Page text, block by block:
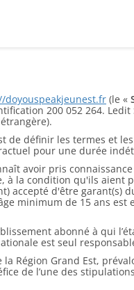
doyouspeakjeunest.fr (le «
200 052 264.
de définir les termes et
pour une durée
avoir pris
la condition qu'ils
accepté d'être
minimum de 15 ans
abonné à qui
est seul
Grand Est,
de l’une des